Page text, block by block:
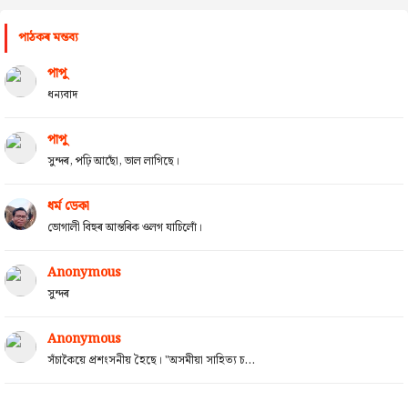
পাঠকৰ মন্তব্য
পাপু
ধন্যবাদ
পাপু
সুন্দৰ, পঢ়ি আছোঁ, ভাল লাগিছে।
ধৰ্ম ডেকা
ভোগালী বিহুৰ আন্তৰিক ওলগ যাচিলোঁ।
Anonymous
সুন্দৰ
Anonymous
সঁচাকৈয়ে প্ৰশংসনীয় হৈছে। "অসমীয়া সাহিত্য চ...